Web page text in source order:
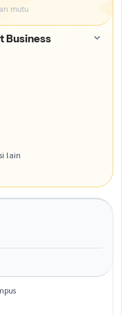
mutu
Business
lain